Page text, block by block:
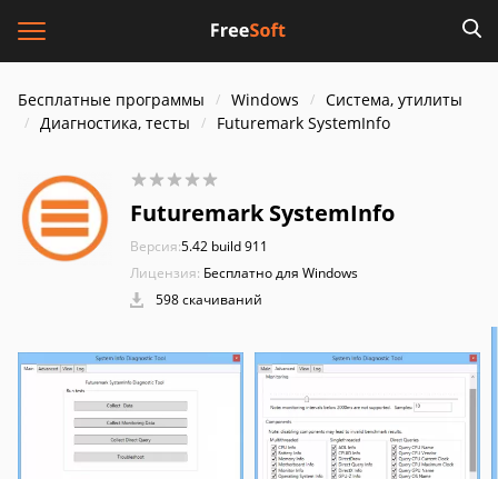
Бесплатные программы Windows
Система, утилиты
Диагностика, тесты
Futuremark SystemInfo
Futuremark SystemInfo
Версия:5.42 build 911
Лицензия: Бесплатно для Windows
598 скачиваний